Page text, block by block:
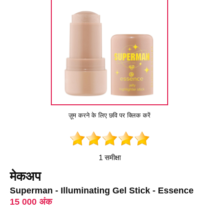
ज़ूम करने के लिए छवि पर क्लिक करें
1 समीक्षा
मेकअप
Superman - Illuminating Gel Stick - Essence
15 000 अंक